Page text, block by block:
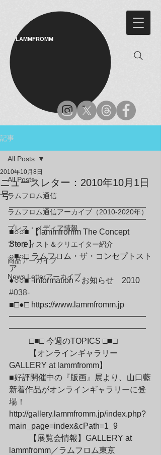
LAMMFROMM​
記事
All Posts
ラムフロム通信
ラムフロム通信アーカイブ（2010-2020年）
プレス・メディア情報
アーティスト＆クリエイター紹介
商品アーカイブ
News Letterアーカイブ
All Posts
ニュースレター：2010年10月1日
号
2010年10月8日
━━━━━━━━━━━━━━━━━
━━━━━━━━━━━━━━━━━
■○○■ 【lammfromm The Concept
Store】
○■○□ ラムフロム・ザ・コンセプトスト
ア
●○○■ -information～お知らせ　2010
#038-
■□●□ https://www.lammfromm.jp
━━━━━━━━━━━━━━━━━
━━━━━━━━━━━━━━━━━
	□■□ 今週のTOPICS □■□
GALLERY at lammfromm】
■好評開催中の『版画』展より、山口藍
新着作品がオンラインギャラリーに登
場！
http://gallery.lammfromm.jp/index.php?
main_page=index&cPath=1_9
lammfromm／ラムフロム東京